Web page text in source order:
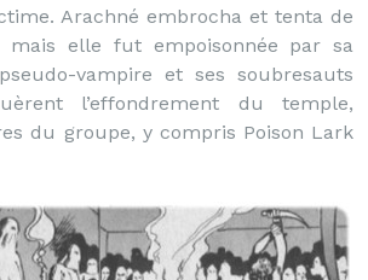
Arachné embrocha et tenta de
mais elle fut empoisonnée par sa
vampire et ses soubresauts
l’effondrement du temple,
du groupe, y compris Poison Lark